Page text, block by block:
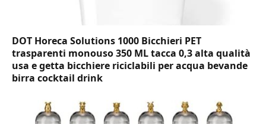
DOT Horeca Solutions 1000 Bicchieri PET
trasparenti monouso 350 ML tacca 0,3 alta qualità
usa e getta bicchiere riciclabili per acqua bevande
birra cocktail drink